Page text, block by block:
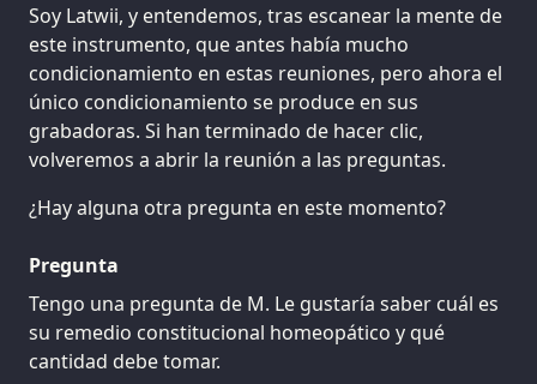
Soy Latwii, y entendemos, tras escanear la mente de
este instrumento, que antes había mucho
condicionamiento en estas reuniones, pero ahora el
único condicionamiento se produce en sus
grabadoras. Si han terminado de hacer clic,
volveremos a abrir la reunión a las preguntas.
¿Hay alguna otra pregunta en este momento?
Pregunta
Tengo una pregunta de M. Le gustaría saber cuál es
su remedio constitucional homeopático y qué
cantidad debe tomar.